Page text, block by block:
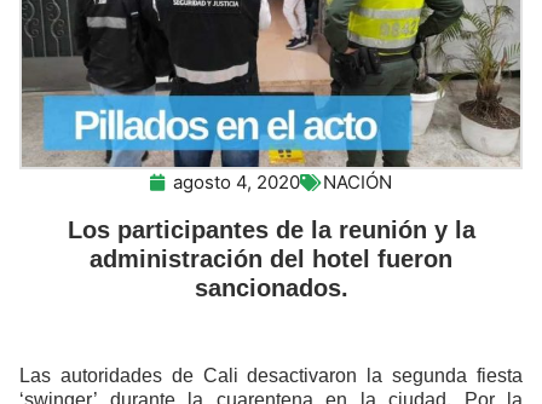
agosto 4, 2020 NACIÓN
Los participantes de la reunión y la
administración del hotel fueron
sancionados.
Las autoridades de Cali desactivaron la segunda fiesta
‘swinger’ durante la cuarentena en la ciudad. Por la